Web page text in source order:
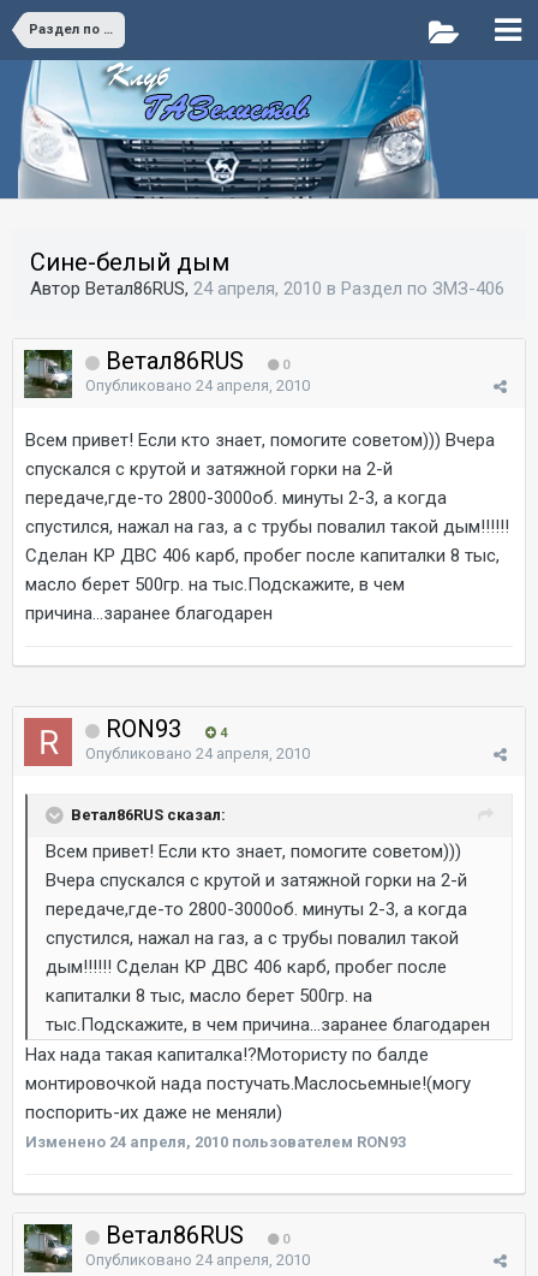
Раздел по ЗМЗ-406
Сине-белый дым
Автор Ветал86RUS, 24 апреля, 2010 в Раздел по ЗМЗ-406
Ветал86RUS 0
Опубликовано 24 апреля, 2010
Всем привет! Если кто знает, помогите советом))) Вчера
спускался с крутой и затяжной горки на 2-й
передаче,где-то 2800-3000об. минуты 2-3, а когда
спустился, нажал на газ, а с трубы повалил такой дым!!!!!!
Сделан КР ДВС 406 карб, пробег после капиталки 8 тыс,
масло берет 500гр. на тыс.Подскажите, в чем
причина...заранее благодарен
RON93 4
Опубликовано 24 апреля, 2010
Ветал86RUS сказал:
Всем привет! Если кто знает, помогите советом)))
Вчера спускался с крутой и затяжной горки на 2-й
передаче,где-то 2800-3000об. минуты 2-3, а когда
спустился, нажал на газ, а с трубы повалил такой
дым!!!!!! Сделан КР ДВС 406 карб, пробег после
капиталки 8 тыс, масло берет 500гр. на
тыс.Подскажите, в чем причина...заранее благодарен
Нах нада такая капиталка!?Мотористу по балде
монтировочкой нада постучать.Маслосьемные!(могу
поспорить-их даже не меняли)
Изменено 24 апреля, 2010 пользователем RON93
Ветал86RUS 0
Опубликовано 24 апреля, 2010